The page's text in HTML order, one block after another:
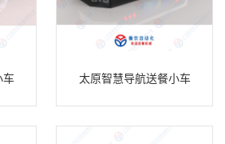
车 太原智慧导航送餐小车